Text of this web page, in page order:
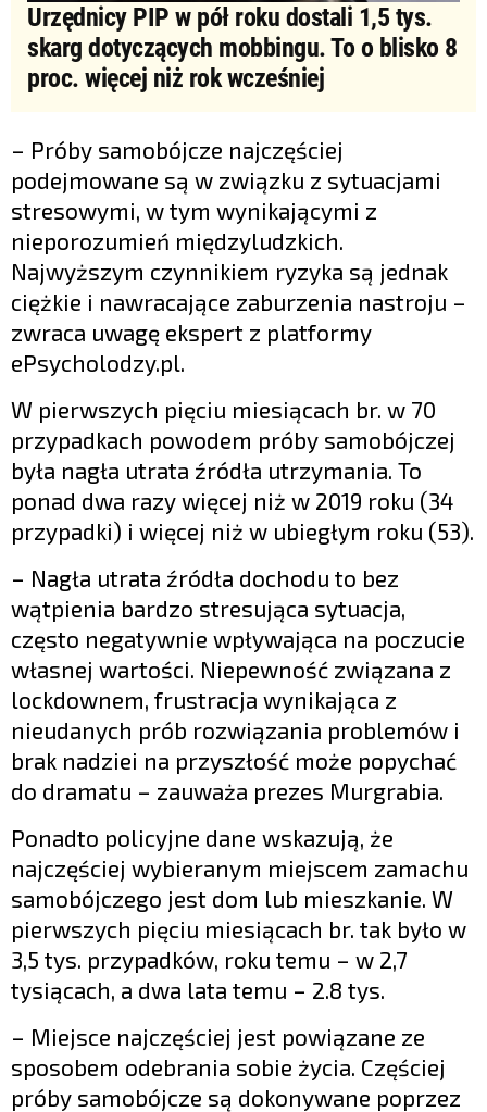
Urzędnicy PIP w pół roku dostali 1,5 tys.
skarg dotyczących mobbingu. To o blisko 8
proc. więcej niż rok wcześniej
– Próby samobójcze najczęściej
podejmowane są w związku z sytuacjami
stresowymi, w tym wynikającymi z
nieporozumień międzyludzkich.
Najwyższym czynnikiem ryzyka są jednak
ciężkie i nawracające zaburzenia nastroju –
zwraca uwagę ekspert z platformy
ePsycholodzy.pl.
W pierwszych pięciu miesiącach br. w 70
przypadkach powodem próby samobójczej
była nagła utrata źródła utrzymania. To
ponad dwa razy więcej niż w 2019 roku (34
przypadki) i więcej niż w ubiegłym roku (53).
– Nagła utrata źródła dochodu to bez
wątpienia bardzo stresująca sytuacja,
często negatywnie wpływająca na poczucie
własnej wartości. Niepewność związana z
lockdownem, frustracja wynikająca z
nieudanych prób rozwiązania problemów i
brak nadziei na przyszłość może popychać
do dramatu – zauważa prezes Murgrabia.
Ponadto policyjne dane wskazują, że
najczęściej wybieranym miejscem zamachu
samobójczego jest dom lub mieszkanie. W
pierwszych pięciu miesiącach br. tak było w
3,5 tys. przypadków, roku temu – w 2,7
tysiącach, a dwa lata temu – 2.8 tys.
– Miejsce najczęściej jest powiązane ze
sposobem odebrania sobie życia. Częściej
próby samobójcze są dokonywane poprzez